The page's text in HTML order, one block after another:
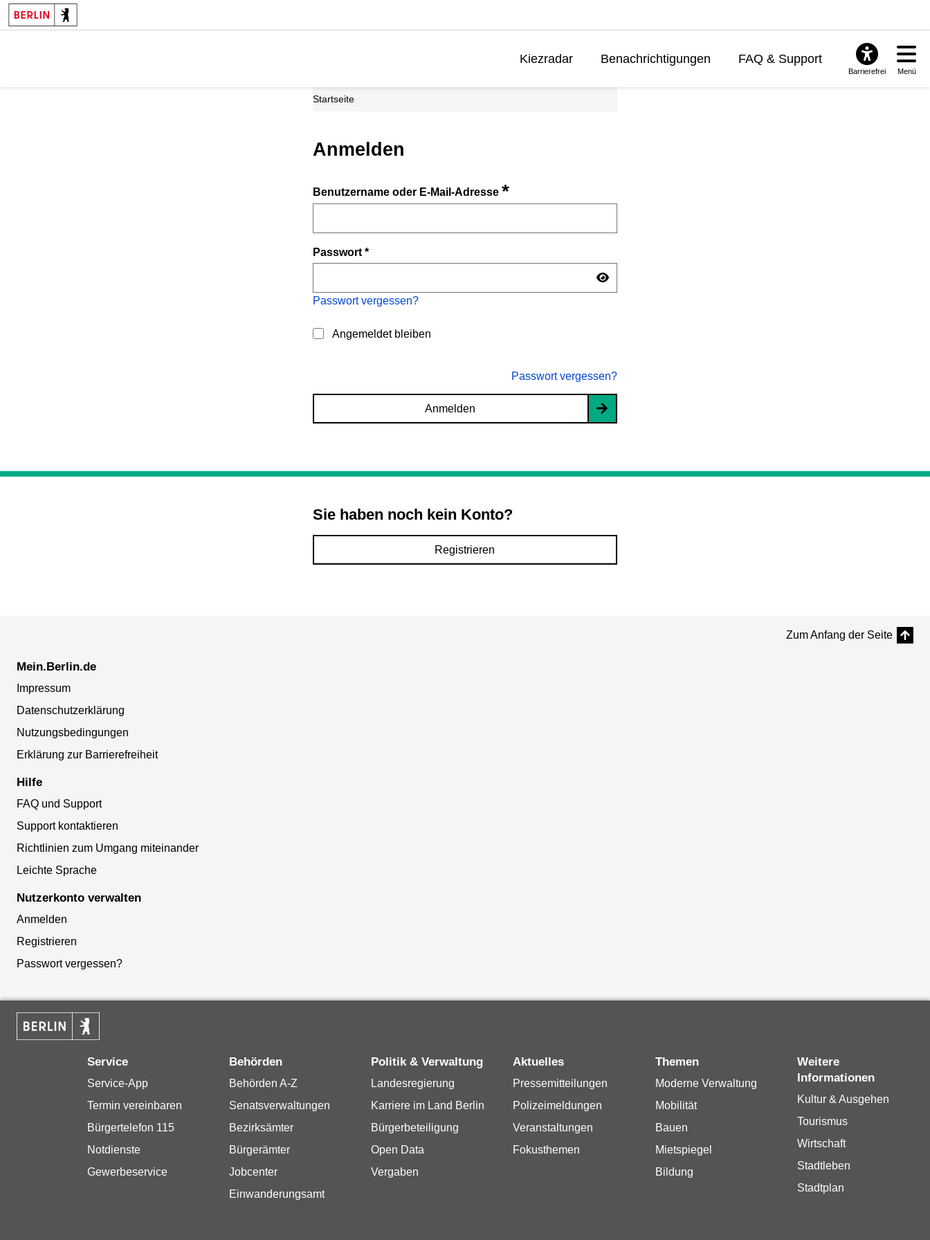
Kiezradar Benachrichtigungen FAQ & Support
Barrierefrei Menü
Startseite
Anmelden
Benutzername oder E-Mail-Adresse*
Passwort*
Passwort vergessen?
Angemeldet bleiben
Passwort vergessen?
Anmelden
Sie haben noch kein Konto?
Registrieren
Zum Anfang der Seite
Mein.Berlin.de
Impressum
Datenschutzerklärung
Nutzungsbedingungen
Erklärung zur Barrierefreiheit
Hilfe
FAQ und Support
Support kontaktieren
Richtlinien zum Umgang miteinander
Leichte Sprache
Nutzerkonto verwalten
Anmelden
Registrieren
Passwort vergessen?
Service
Service-App
Termin vereinbaren
Bürgertelefon 115
Notdienste
Gewerbeservice
Behörden
Behörden A-Z
Senatsverwaltungen
Bezirksämter
Bürgerämter
Jobcenter
Einwanderungsamt
Politik & Verwaltung
Landesregierung
Karriere im Land Berlin
Bürgerbeteiligung
Open Data
Vergaben
Aktuelles
Pressemitteilungen
Polizeimeldungen
Veranstaltungen
Fokusthemen
Themen
Moderne Verwaltung
Mobilität
Bauen
Mietspiegel
Bildung
Weitere
Informationen
Kultur & Ausgehen
Tourismus
Wirtschaft
Stadtleben
Stadtplan